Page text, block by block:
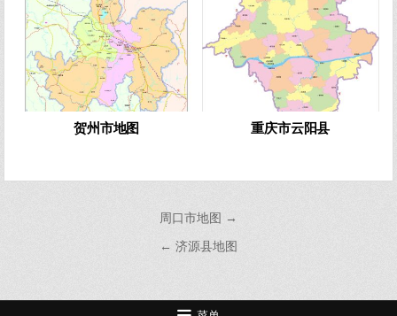
贺州市地图 重庆市云阳县
航
周口市地图 →
← 济源县地图